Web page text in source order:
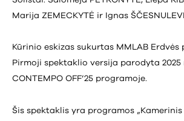
Marija ZEMECKYTĖ ir Ignas
Kūrinio eskizas sukurtas MMLAB Erdvės
Pirmoji spektaklio versija parodyta 2025
CONTEMPO OFF’25 programoje.
Šis spektaklis yra programos „Kamerinis